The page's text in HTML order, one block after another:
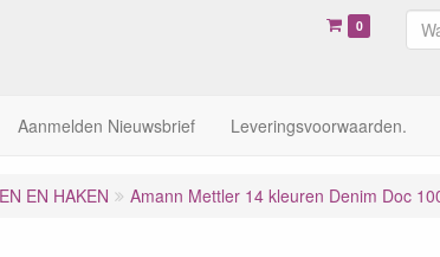
0
Aanmelden Nieuwsbrief Leveringsvoorwaarden.
EN HAKEN Amann Mettler 14 kleuren Denim Doc